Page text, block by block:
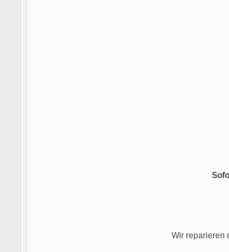
Wir reparieren